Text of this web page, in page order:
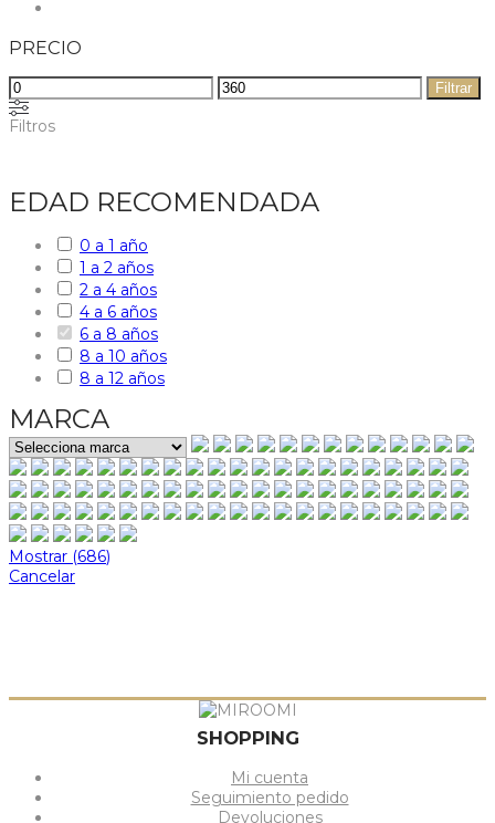
PRECIO
Precio
mínimo
Precio
máximo
Filtrar
Filtros
EDAD RECOMENDADA
0 a 1 año
1 a 2 años
2 a 4 años
4 a 6 años
6 a 8 años
8 a 10 años
8 a 12 años
MARCA
Mostrar (686)
Cancelar
SHOPPING
Mi cuenta
Seguimiento pedido
Devoluciones